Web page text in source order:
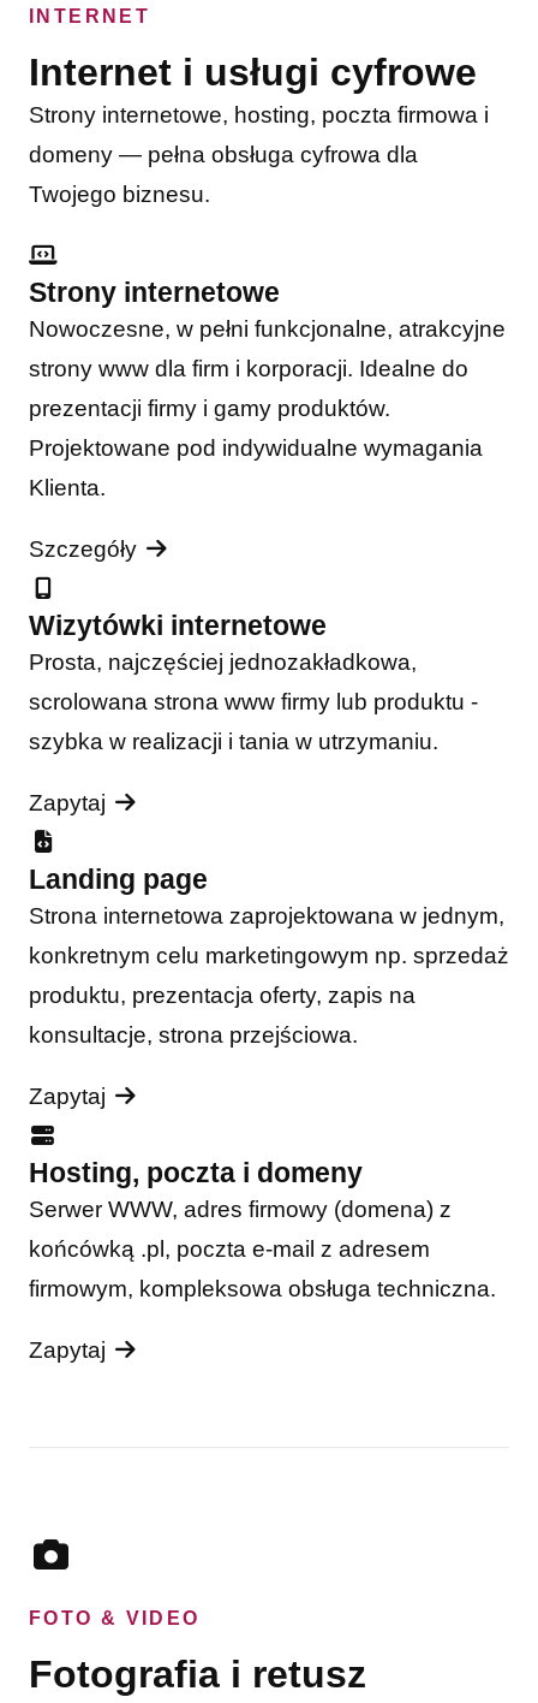
INTERNET
Internet i usługi cyfrowe
Strony internetowe, hosting, poczta firmowa i
domeny — pełna obsługa cyfrowa dla
Twojego biznesu.
Strony internetowe
Nowoczesne, w pełni funkcjonalne, atrakcyjne
strony www dla firm i korporacji. Idealne do
prezentacji firmy i gamy produktów.
Projektowane pod indywidualne wymagania
Klienta.
Szczegóły
Wizytówki internetowe
Prosta, najczęściej jednozakładkowa,
scrolowana strona www firmy lub produktu -
szybka w realizacji i tania w utrzymaniu.
Zapytaj
Landing page
Strona internetowa zaprojektowana w jednym,
konkretnym celu marketingowym np. sprzedaż
produktu, prezentacja oferty, zapis na
konsultacje, strona przejściowa.
Zapytaj
Hosting, poczta i domeny
Serwer WWW, adres firmowy (domena) z
końcówką .pl, poczta e-mail z adresem
firmowym, kompleksowa obsługa techniczna.
Zapytaj
FOTO & VIDEO
Fotografia i retusz